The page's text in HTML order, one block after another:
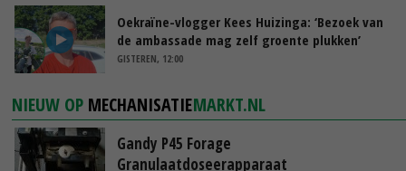
Oekraïne-vlogger Kees Huizinga: ‘Bezoek van
de ambassade mag zelf groente plukken’
GISTEREN, 12:00
NIEUW OP MECHANISATIEMARKT.NL
Gandy P45 Forage
Granulaatdoseerapparaat